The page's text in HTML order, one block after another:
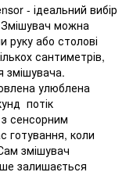
- ідеальний вибір
Змішувач можна
руку або столові
сантиметрів,
змішувача.
​​улюблена
потік
сенсорним
готування, коли
змішувач
залишається